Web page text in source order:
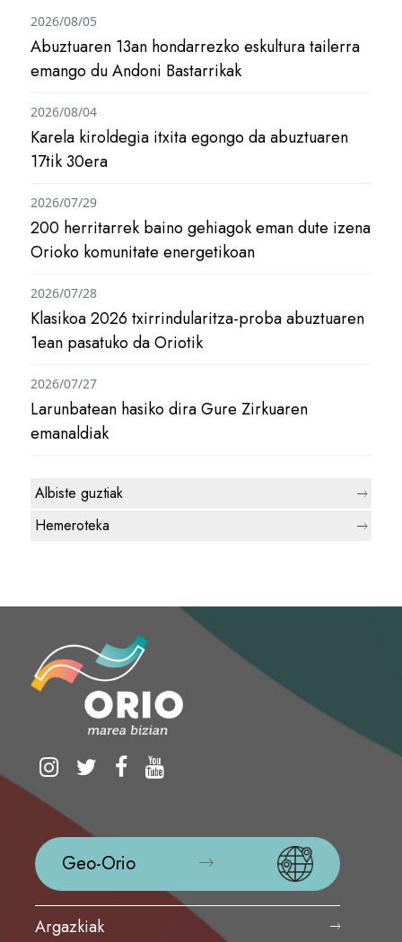
Abuztuaren 13an hondarrezko eskultura tailerra
emango du Andoni Bastarrikak
2026/08/05
Karela kiroldegia itxita egongo da abuztuaren
17tik 30era
2026/08/04
200 herritarrek baino gehiagok eman dute izena
Orioko komunitate energetikoan
2026/07/29
Klasikoa 2026 txirrindularitza-proba abuztuaren
1ean pasatuko da Oriotik
2026/07/28
Larunbatean hasiko dira Gure Zirkuaren
emanaldiak
2026/07/27
Albiste guztiak
Hemeroteka
Geo-Orio
Argazkiak